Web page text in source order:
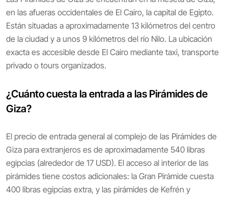
en las afueras occidentales de El Cairo, la capital de Egipto.
Están situadas a aproximadamente 13 kilómetros del centro
de la ciudad y a unos 9 kilómetros del río Nilo. La ubicación
exacta es accesible desde El Cairo mediante taxi, transporte
privado o tours organizados.
¿Cuánto cuesta la entrada a las Pirámides de
Giza?
El precio de entrada general al complejo de las Pirámides de
Giza para extranjeros es de aproximadamente 540 libras
egipcias (alrededor de 17 USD). El acceso al interior de las
pirámides tiene costos adicionales: la Gran Pirámide cuesta
400 libras egipcias extra, y las pirámides de Kefrén y